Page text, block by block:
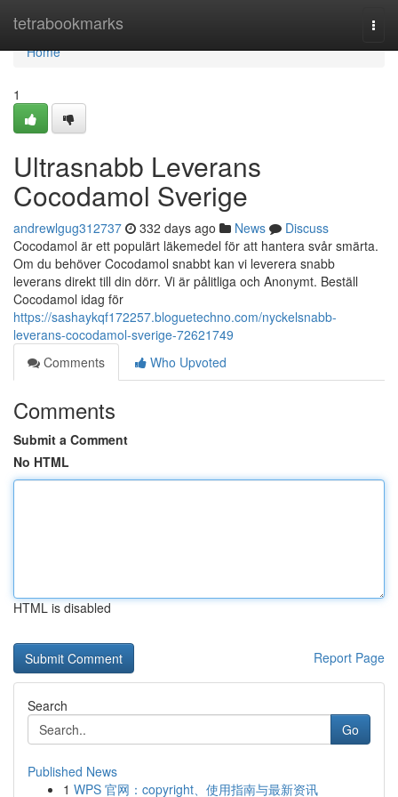
tetrabookmarks
Home
Home
1
Ultrasnabb Leverans
Cocodamol Sverige
andrewlgug312737 332 days ago News
Discuss
Cocodamol är ett populärt läkemedel för att hantera svår smärta.
Om du behöver Cocodamol snabbt kan vi leverera snabb
leverans direkt till din dörr. Vi är pålitliga och Anonymt. Beställ
Cocodamol idag för
https://sashaykqf172257.bloguetechno.com/nyckelsnabb-
leverans-cocodamol-sverige-72621749
Comments
Who Upvoted
Comments
Submit a Comment
No HTML
HTML is disabled
Report Page
Search
Go
Published News
1 WPS 官网：copyright、使用指南与最新资讯